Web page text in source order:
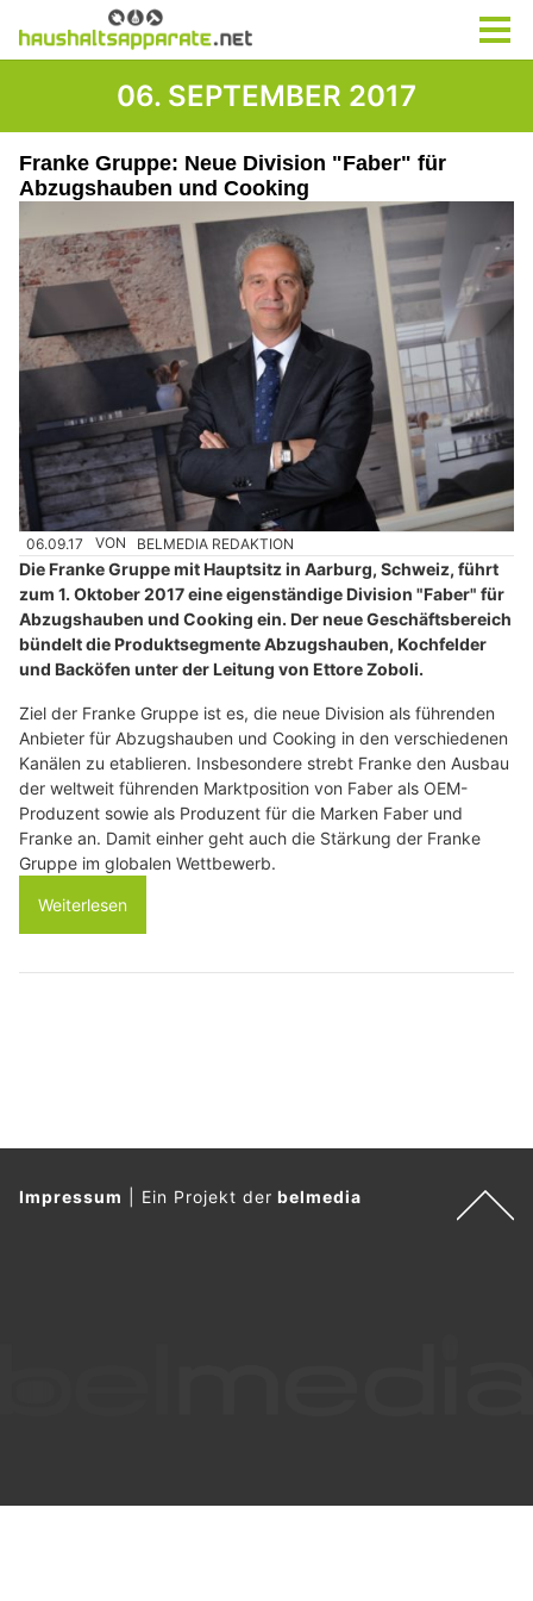
06. SEPTEMBER 2017
Franke Gruppe: Neue Division "Faber" für
Abzugshauben und Cooking
06.09.17 VON BELMEDIA REDAKTION
Die Franke Gruppe mit Hauptsitz in Aarburg, Schweiz, führt
zum 1. Oktober 2017 eine eigenständige Division "Faber" für
Abzugshauben und Cooking ein. Der neue Geschäftsbereich
bündelt die Produktsegmente Abzugshauben, Kochfelder
und Backöfen unter der Leitung von Ettore Zoboli.
Ziel der Franke Gruppe ist es, die neue Division als führenden
Anbieter für Abzugshauben und Cooking in den verschiedenen
Kanälen zu etablieren. Insbesondere strebt Franke den Ausbau
der weltweit führenden Marktposition von Faber als OEM-
Produzent sowie als Produzent für die Marken Faber und
Franke an. Damit einher geht auch die Stärkung der Franke
Gruppe im globalen Wettbewerb.
Weiterlesen
Impressum Ein Projekt derbelmedia